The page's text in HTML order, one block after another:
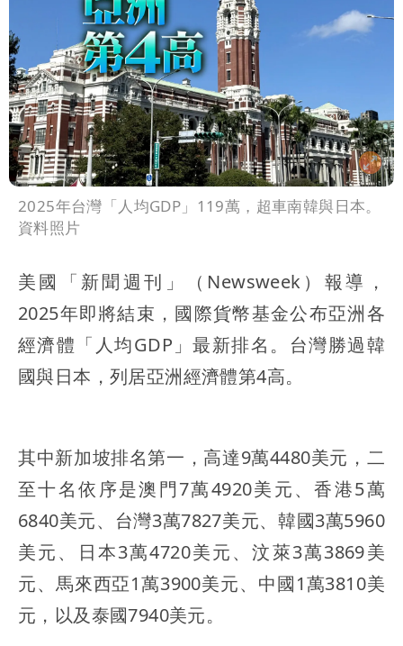
2025年台灣「人均GDP」119萬，超車南韓與日本。
資料照片
美國「新聞週刊」（Newsweek）報導，
2025年即將結束，國際貨幣基金公布亞洲各
經濟體「人均GDP」最新排名。台灣勝過韓
國與日本，列居亞洲經濟體第4高。
其中新加坡排名第一，高達9萬4480美元，二
至十名依序是澳門7萬4920美元、香港5萬
6840美元、台灣3萬7827美元、韓國3萬5960
美元、日本3萬4720美元、汶萊3萬3869美
元、馬來西亞1萬3900美元、中國1萬3810美
元，以及泰國7940美元。